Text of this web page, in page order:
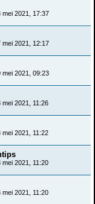
mei 2021, 17:37
mei 2021, 12:17
mei 2021, 09:23
mei 2021, 11:26
mei 2021, 11:22
mei 2021, 11:20
mei 2021, 11:20